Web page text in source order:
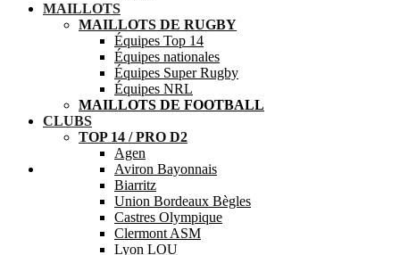
MAILLOTS
MAILLOTS DE RUGBY
Équipes Top 14
Équipes nationales
Équipes Super Rugby
Équipes NRL
MAILLOTS DE FOOTBALL
CLUBS
TOP 14 / PRO D2
Agen
Aviron Bayonnais
Biarritz
Union Bordeaux Bègles
Castres Olympique
Clermont ASM
Lyon LOU